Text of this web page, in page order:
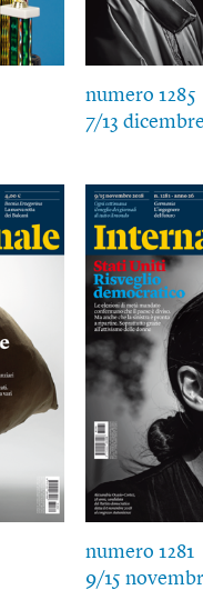
numero 1285
7/13
numero 1281
9/15